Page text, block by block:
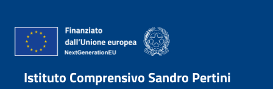
Istituto Comprensivo Sandro Pertini